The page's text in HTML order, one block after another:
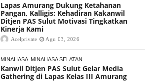
Lapas Amurang Dukung Ketahanan
Pangan, Kalligis: Kehadiran Kakanwil
Ditjen PAS Sulut Motivasi Tingkatkan
Kinerja Kami
Acelprivate Agu 03, 2026
MINAHASA MINAHASA SELATAN
Kanwil Ditjen PAS Sulut Gelar Media
Gathering di Lapas Kelas III Amurang